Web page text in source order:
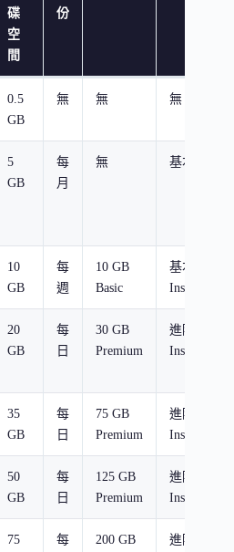
碟
空
間
份
0.5
GB
無 無 無
5
GB
每
月
無 基本
10
GB
每
週
10 GB
Basic
基本
InstaShield
20
GB
每
日
30 GB
Premium
進階
InstaShield
35
GB
每
日
75 GB
Premium
進階
InstaShield
50
GB
每
日
125 GB
Premium
進階
InstaShield
75
每
200 GB
進階